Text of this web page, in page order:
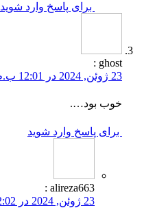
برای پاسخ وارد شوید
ghost
:
23 ژوئن, 2024 در 12:01 ب.ظ
خوب بود….
برای پاسخ وارد شوید
alireza663
:
23 ژوئن, 2024 در 12:02 ب.ظ